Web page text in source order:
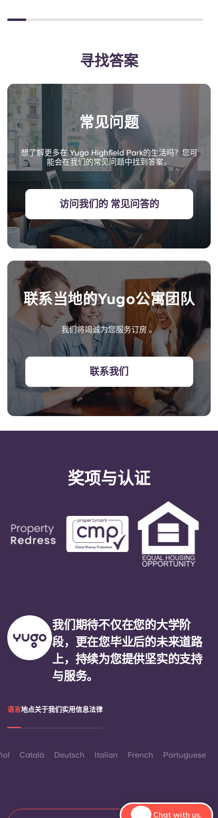
寻找答案
常见问题
想了解更多在 Yugo Highfield Park的生活吗？您可
能会在我们的常见问题中找到答案。
访问我们的 常见问答的
联系当地的Yugo公寓团队
我们将竭诚为您服务订房 。
联系我们
奖项与认证
我们期待不仅在您的大学阶
段，更在您毕业后的未来道路
上，持续为您提供坚实的支持
与服务。
语言地点关于我们实用信息法律
Català Deutsch Italian French Portuguese
Chat with us.